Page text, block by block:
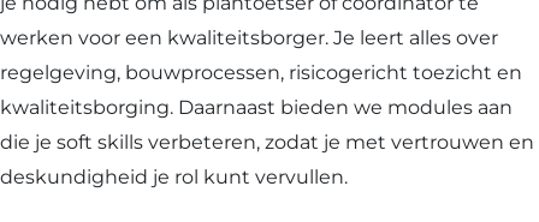
werken voor een kwaliteitsborger. Je leert alles over
regelgeving, bouwprocessen, risicogericht toezicht en
kwaliteitsborging. Daarnaast bieden we modules aan
die je soft skills verbeteren, zodat je met vertrouwen en
deskundigheid je rol kunt vervullen.